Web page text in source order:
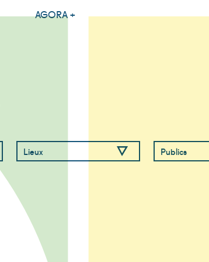
AGORA +
Lieux Publics